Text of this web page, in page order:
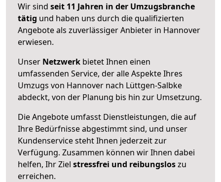
Wir sind seit 11 Jahren in der Umzugsbranche
tätig und haben uns durch die qualifizierten
Angebote als zuverlässiger Anbieter in Hannover
erwiesen.
Unser Netzwerk bietet Ihnen einen
umfassenden Service, der alle Aspekte Ihres
Umzugs von Hannover nach Lüttgen-Salbke
abdeckt, von der Planung bis hin zur Umsetzung.
Die Angebote umfasst Dienstleistungen, die auf
Ihre Bedürfnisse abgestimmt sind, und unser
Kundenservice steht Ihnen jederzeit zur
Verfügung. Zusammen können wir Ihnen dabei
helfen, Ihr Ziel stressfrei und reibungsloszu
erreichen.